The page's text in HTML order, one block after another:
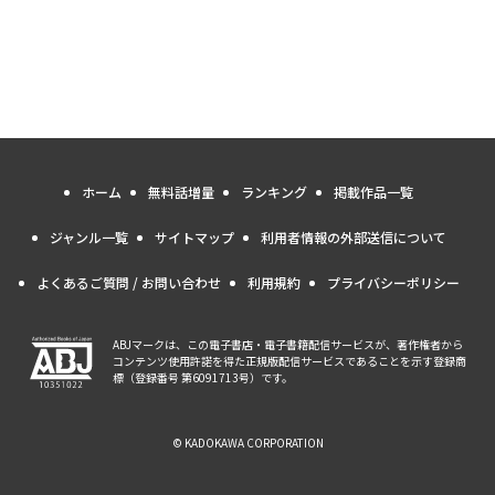
ホーム 無料話増量 ランキング 掲載作品一覧
ジャンル一覧 サイトマップ 利用者情報の外部送信について
よくあるご質問 / お問い合わせ 利用規約 プライバシーポリシー
ABJマークは、この電子書店・電子書籍配信サービスが、著作権者から
コンテンツ使用許諾を得た正規版配信サービスであることを示す登録商
標（登録番号 第6091713号）です。
© KADOKAWA CORPORATION